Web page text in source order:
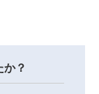
？